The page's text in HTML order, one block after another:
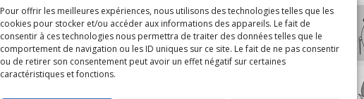
Pour offrir les meilleures expériences, nous utilisons des technologies telles que les
cookies pour stocker et/ou accéder aux informations des appareils. Le fait de
consentir à ces technologies nous permettra de traiter des données telles que le
comportement de navigation ou les ID uniques sur ce site. Le fait de ne pas consentir
ou de retirer son consentement peut avoir un effet négatif sur certaines
caractéristiques et fonctions.